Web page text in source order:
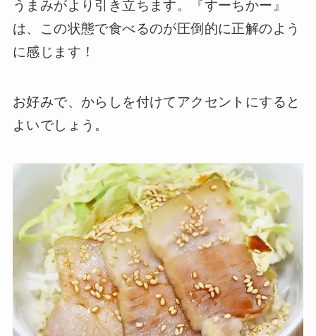
うまみがより引き立ちます。『すーちかー』
は、この状態で食べるのが圧倒的に正解のよう
に感じます！
お好みで、からしを付けてアクセントにすると
よいでしょう。